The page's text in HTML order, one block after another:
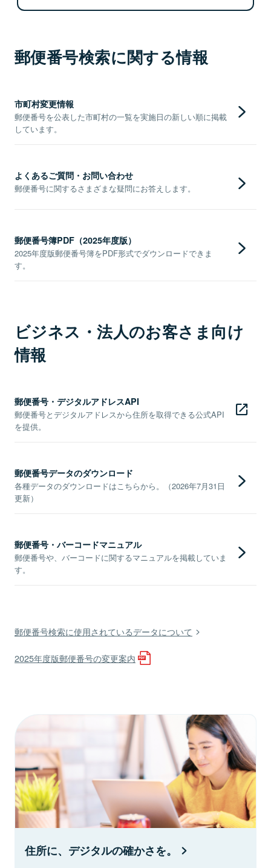
郵便番号検索に関する情報
市町村変更情報
郵便番号を公表した市町村の一覧を実施日の新しい順に掲載
しています。
よくあるご質問・お問い合わせ
郵便番号に関するさまざまな疑問にお答えします。
郵便番号簿PDF（2025年度版）
2025年度版郵便番号簿をPDF形式でダウンロードできま
す。
ビジネス・法人のお客さま向け
情報
郵便番号・デジタルアドレスAPI
郵便番号とデジタルアドレスから住所を取得できる公式API
を提供。
郵便番号データのダウンロード
各種データのダウンロードはこちらから。（2026年7月31日
更新）
郵便番号・バーコードマニュアル
郵便番号や、バーコードに関するマニュアルを掲載していま
す。
郵便番号検索に使用されているデータについて
2025年度版郵便番号の変更案内
住所に、デジタルの確かさを。